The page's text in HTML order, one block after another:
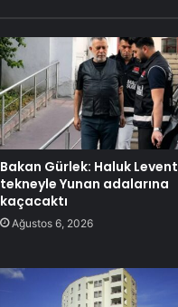
Bakan Gürlek: Haluk Levent
tekneyle Yunan adalarına
kaçacaktı
Ağustos 6, 2026